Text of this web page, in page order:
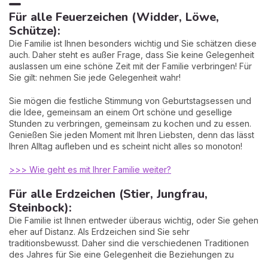
Für alle Feuerzeichen (Widder, Löwe,
Schütze):
Die Familie ist Ihnen besonders wichtig und Sie schätzen diese
auch. Daher steht es außer Frage, dass Sie keine Gelegenheit
auslassen um eine schöne Zeit mit der Familie verbringen! Für
Sie gilt: nehmen Sie jede Gelegenheit wahr!
Sie mögen die festliche Stimmung von Geburtstagsessen und
die Idee, gemeinsam an einem Ort schöne und gesellige
Stunden zu verbringen, gemeinsam zu kochen und zu essen.
Genießen Sie jeden Moment mit Ihren Liebsten, denn das lässt
Ihren Alltag aufleben und es scheint nicht alles so monoton!
>>> Wie geht es mit Ihrer Familie weiter?
Für alle Erdzeichen (Stier, Jungfrau,
Steinbock):
Die Familie ist Ihnen entweder überaus wichtig, oder Sie gehen
eher auf Distanz. Als Erdzeichen sind Sie sehr
traditionsbewusst. Daher sind die verschiedenen Traditionen
des Jahres für Sie eine Gelegenheit die Beziehungen zu